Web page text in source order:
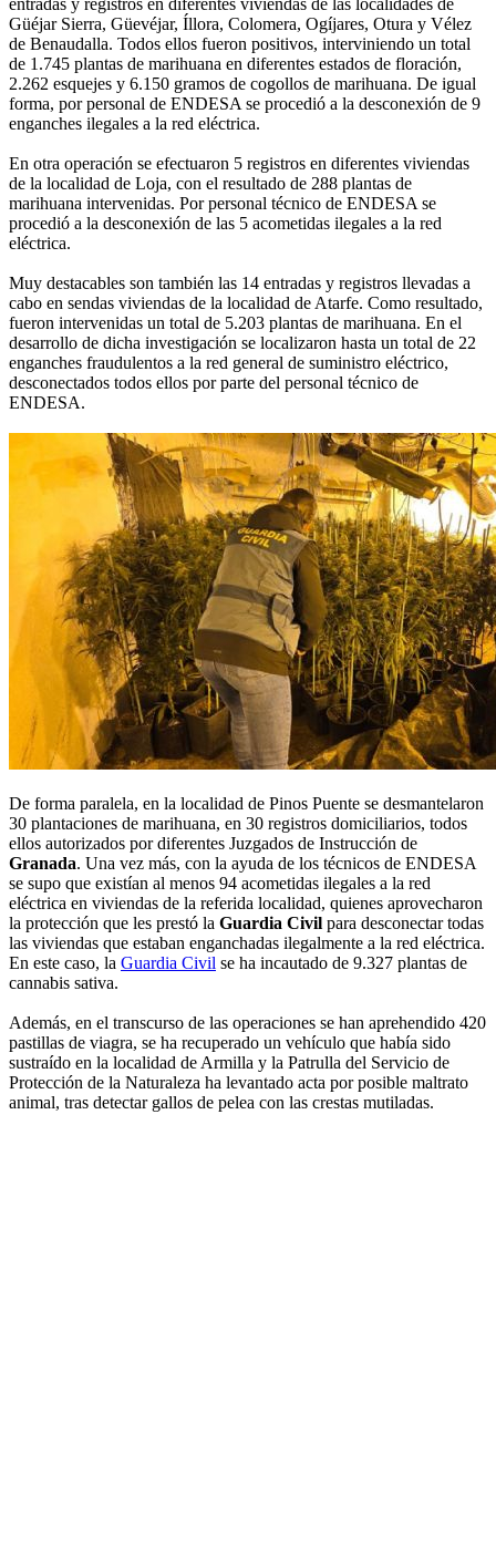
entradas y registros en diferentes viviendas de las localidades de
Güéjar Sierra, Güevéjar, Íllora, Colomera, Ogíjares, Otura y Vélez
de Benaudalla. Todos ellos fueron positivos, interviniendo un total
de 1.745 plantas de marihuana en diferentes estados de floración,
2.262 esquejes y 6.150 gramos de cogollos de marihuana. De igual
forma, por personal de ENDESA se procedió a la desconexión de 9
enganches ilegales a la red eléctrica.
En otra operación se efectuaron 5 registros en diferentes viviendas
de la localidad de Loja, con el resultado de 288 plantas de
marihuana intervenidas. Por personal técnico de ENDESA se
procedió a la desconexión de las 5 acometidas ilegales a la red
eléctrica.
Muy destacables son también las 14 entradas y registros llevadas a
cabo en sendas viviendas de la localidad de Atarfe. Como resultado,
fueron intervenidas un total de 5.203 plantas de marihuana. En el
desarrollo de dicha investigación se localizaron hasta un total de 22
enganches fraudulentos a la red general de suministro eléctrico,
desconectados todos ellos por parte del personal técnico de
ENDESA.
De forma paralela, en la localidad de Pinos Puente se desmantelaron
30 plantaciones de marihuana, en 30 registros domiciliarios, todos
ellos autorizados por diferentes Juzgados de Instrucción de
Granada. Una vez más, con la ayuda de los técnicos de ENDESA
se supo que existían al menos 94 acometidas ilegales a la red
eléctrica en viviendas de la referida localidad, quienes aprovecharon
la protección que les prestó la Guardia Civil para desconectar todas
las viviendas que estaban enganchadas ilegalmente a la red eléctrica.
En este caso, la Guardia Civil se ha incautado de 9.327 plantas de
cannabis sativa.
Además, en el transcurso de las operaciones se han aprehendido 420
pastillas de viagra, se ha recuperado un vehículo que había sido
sustraído en la localidad de Armilla y la Patrulla del Servicio de
Protección de la Naturaleza ha levantado acta por posible maltrato
animal, tras detectar gallos de pelea con las crestas mutiladas.